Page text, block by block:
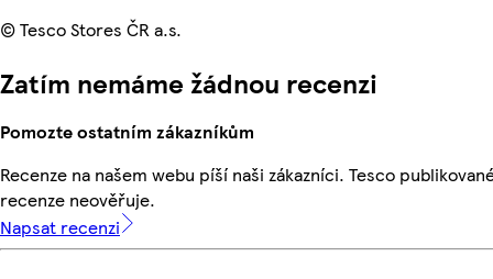
© Tesco Stores ČR a.s.
Zatím nemáme žádnou recenzi
Pomozte ostatním zákazníkům
Recenze na našem webu píší naši zákazníci. Tesco
recenze neověřuje.
Napsat recenzi